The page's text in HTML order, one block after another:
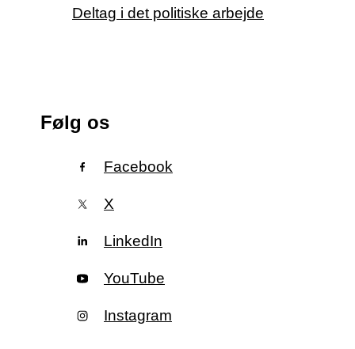
Deltag i det politiske arbejde
Følg os
Facebook
X
LinkedIn
YouTube
Instagram